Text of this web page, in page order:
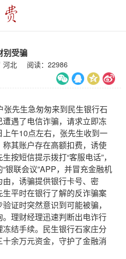
别受骗
河北 阅读： 22986
先生急匆匆来到民生银行石
遇了电信诈骗，请求立即冻
午10点左右，张先生收到一
其账户存在高额扣费，诱使
按短信提示拨打“客服电话”，
银联会议”APP，并冒充金融机
，诱骗提供银行卡号、密
平时在银行了解的反诈骗案
证时突然意识到可能被骗，
理财经理迅速判断出电诈行
结手续。民生银行石家庄分
余万元资金，守护了金融消